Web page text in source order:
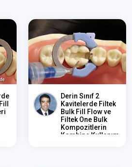
Derin Sınıf 2
Kavitelerde Filtek
Bulk Fill Flow ve
Filtek One Bulk
Kompozitlerin
Kombine Kullanım